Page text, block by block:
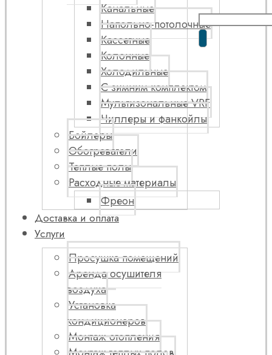
Канальные
Напольно-потолочные
Кассетные
Колонные
Холодильные
С зимним комплектом
Мультизональные VRF
Чиллеры и фанкойлы
Бойлеры
Обогреватели
Теплые полы
Расходные материалы
Фреон
Доставка и оплата
Услуги
Просушка помещений
Аренда осушителя
воздуха
Установка
кондиционеров
Монтаж отопления